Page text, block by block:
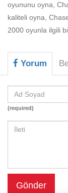
Macera
Mario
Spor
Yemek
oyununu oyna,
kaliteli oyna,
2000 oyunla ilgili
Yorum
(required)
Gönder